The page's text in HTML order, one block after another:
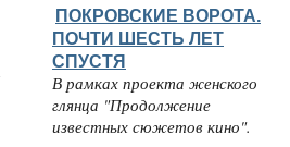
ПОКРОВСКИЕ ВОРОТА.
ПОЧТИ ШЕСТЬ ЛЕТ
СПУСТЯ
В рамках проекта женского
глянца "Продолжение
известных сюжетов кино".